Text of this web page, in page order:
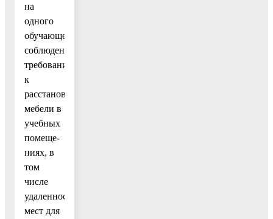
на
одного
обучающегося,
соблюдении
требований
к
расстановке
мебели в
учебных
помеще-
ниях, в
том
числе
удаленности
мест для